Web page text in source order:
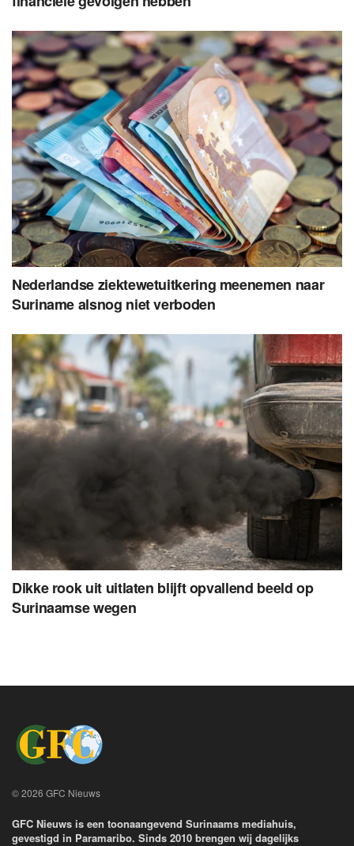
Nederlandse ziektewetuitkering meenemen naar
Suriname alsnog niet verboden
Dikke rook uit uitlaten blijft opvallend beeld op
Surinaamse wegen
© 2026 GFC Nieuws
GFC Nieuws is een toonaangevend Surinaams mediahuis,
gevestigd in Paramaribo. Sinds 2010 brengen wij dagelijks